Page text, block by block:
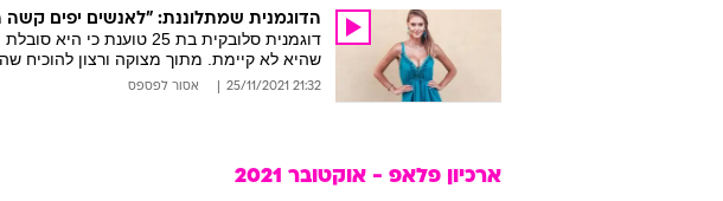
הדוגמנית שמתלוננת: "לאנשים יפים קשה
דוגמנית סלובקית בת
שהיא לא קיימת. מתוך מצוקה ורצון להוכיח
21:32 25/11/2021 אסור לפספס
ארכיון פלאפ - אוקטובר 2021